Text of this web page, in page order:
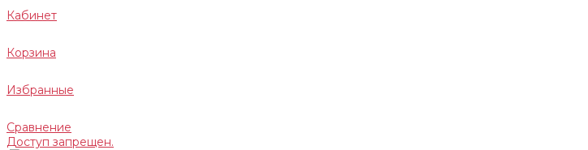
Кабинет
Корзина
Избранные
Сравнение
Доступ запрещен.